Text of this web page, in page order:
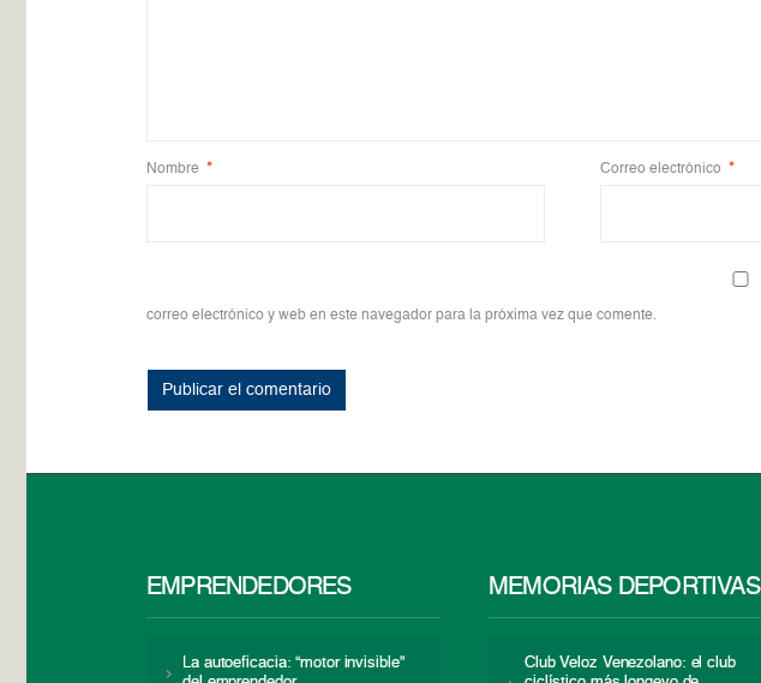
Nombre * Correo electrónico *
correo electrónico y web en este navegador para la próxima vez que comente.
EMPRENDEDORES
La autoeficacia: “motor invisible”
MEMORIAS DEPORTIVAS
Club Veloz Venezolano: el club